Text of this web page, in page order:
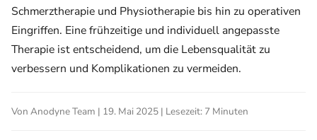
Schmerztherapie und Physiotherapie bis hin zu operativen
Eingriffen. Eine frühzeitige und individuell angepasste
Therapie ist entscheidend, um die Lebensqualität zu
verbessern und Komplikationen zu vermeiden.
Von Anodyne Team | 19. Mai 2025 | Lesezeit: 7 Minuten